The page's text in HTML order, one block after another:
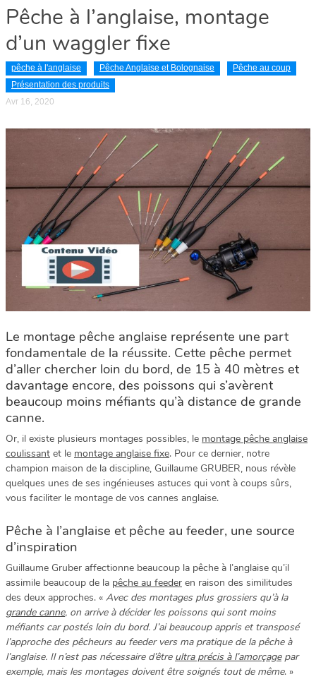
Pêche à l’anglaise, montage
d’un waggler fixe
pêche à l'anglaise Pêche Anglaise et Bolognaise
Pêche au coup
Présentation des produits
Avr 16, 2020
Le montage pêche anglaise représente une part
fondamentale de la réussite. Cette pêche permet
d’aller chercher loin du bord, de 15 à 40 mètres et
davantage encore, des poissons qui s’avèrent
beaucoup moins méfiants qu’à distance de grande
canne.
Or, il existe plusieurs montages possibles, le montage pêche anglaise
coulissant et le montage anglaise fixe. Pour ce dernier, notre
champion maison de la discipline, Guillaume GRUBER, nous révèle
quelques unes de ses ingénieuses astuces qui vont à coups sûrs,
vous faciliter le montage de vos cannes anglaise.
Pêche à l’anglaise et pêche au feeder, une source
d’inspiration
Guillaume Gruber affectionne beaucoup la pêche à l’anglaise qu’il
assimile beaucoup de la pêche au feeder en raison des similitudes
des deux approches. « Avec des montages plus grossiers qu’à la
grande canne, on arrive à décider les poissons qui sont moins
méfiants car postés loin du bord. J’ai beaucoup appris et transposé
l’approche des pêcheurs au feeder vers ma pratique de la pêche à
l’anglaise. Il n’est pas nécessaire d’être ultra précis à l’amorçagepar
exemple, mais les montages doivent être soignés tout de même. »